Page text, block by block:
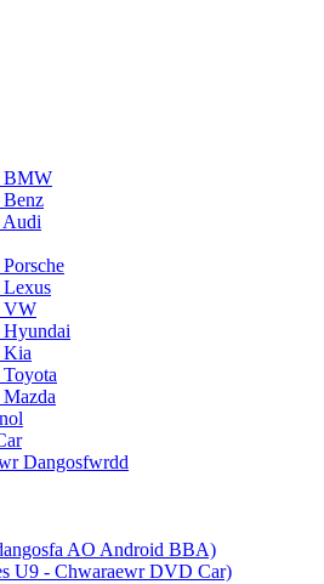
BMW
Audi
VW
Kia
Dangosfwrdd
AO Android BBA)
U9 - Chwaraewr DVD Car)